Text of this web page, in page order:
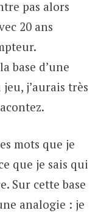
pas alors
20 ans
base d’une
j’aurais très
mots que je
que je sais qui
Sur cette base
analogie : je